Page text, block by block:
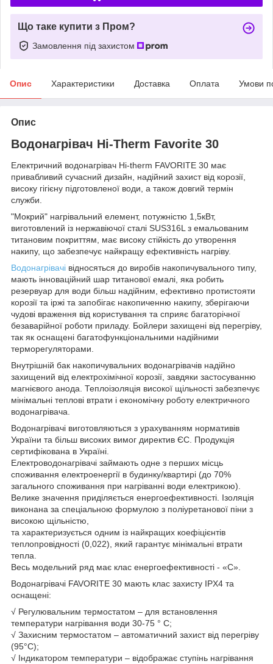
Що таке купити з Пром?
Замовлення під захистом
Опис Характеристики Доставка Оплата Умови
Опис
Водонагрівач Hi-Therm Favorite 30
Електричний водонагрівач Hi-therm FAVORITE 30 має
привабливий сучасний дизайн, надійний захист від корозії,
високу гігієну підготовленої води, а також довгий термін
служби.
"Мокрий" нагрівальний елемент, потужністю 1,5кВт,
виготовлений із нержавіючої сталі SUS316L з емальованим
титановим покриттям, має високу стійкість до утворення
накипу, що забезпечує найкращу ефективність нагріву.
Водонагрівачі відносяться до виробів накопичувального типу,
мають інноваційний шар титанової емалі, яка робить
резервуар для води більш надійним, ефективно протистояти
корозії та іржі та запобігає накопиченню накипу, зберігаючи
чудові враження від користування та сприяє багаторічної
безаварійної роботи приладу. Бойлери захищені від перегріву,
так як оснащені багатофункціональними надійними
терморегуляторами.
Внутрішній бак накопичувальних водонагрівачів надійно
захищений від електрохімічної корозії, завдяки застосуванню
магнієвого анода. Теплоізоляція високої щільності забезпечує
мінімальні теплові втрати і економічну роботу електричного
водонагрівача.
Водонагрівачі виготовляються з урахуванням нормативів
України та більш високих вимог директив ЄС. Продукція
сертифікована в Україні.
Електроводонагрівачі займають одне з перших місць
споживання електроенергії в будинку/квартирі (до 70%
загального споживання при нагріванні води електрикою).
Велике значення приділяється енергоефективності. Ізоляція
виконана за спеціальною формулою з поліуретанової піни з
високою щільністю,
та характеризується одним із найкращих коефіцієнтів
теплопровідності (0,022), який гарантує мінімальні втрати
тепла.
Весь модельний ряд має клас енергоефективності - «С».
Водонагрівачі FAVORITE 30 мають клас захисту IPX4 та
оснащені:
√ Регулювальним термостатом – для встановлення
температури нагрівання води 30-75 ° С;
√ Захисним термостатом – автоматичний захист від перегріву
(95°С);
√ Індикатором температури – відображає ступінь нагрівання